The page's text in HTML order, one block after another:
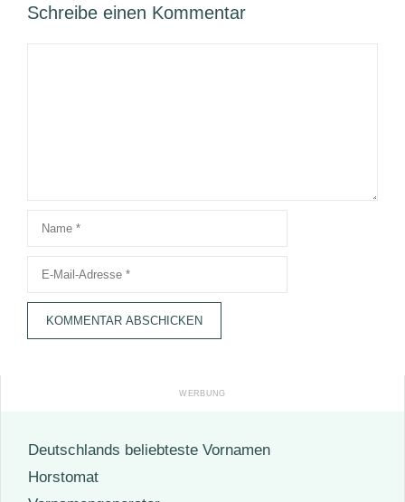
Schreibe einen Kommentar
Name
Adresse
Deutschlands beliebteste Vornamen
Horstomat